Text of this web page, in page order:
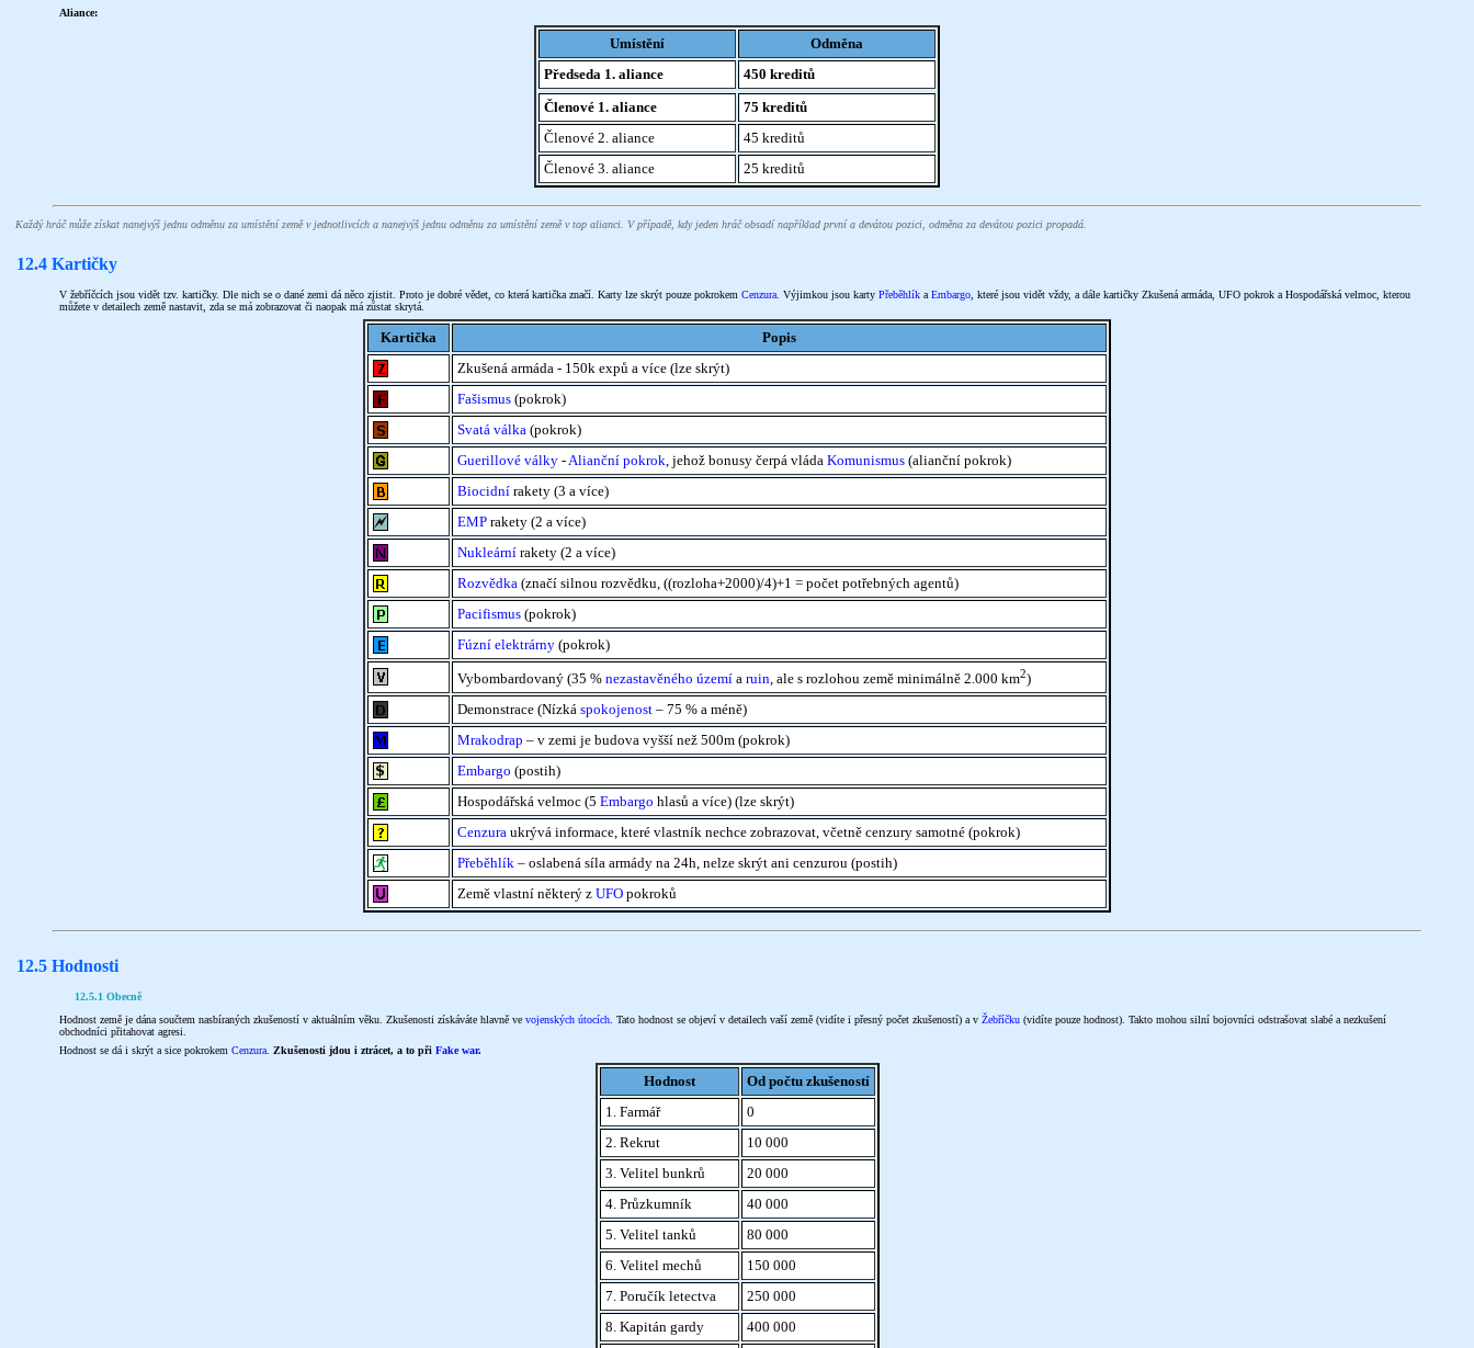
Aliance:
Umístění
Odměna
Předseda 1. aliance
450 kreditů
Členové 1. aliance
75 kreditů
Členové 2. aliance
45 kreditů
Členové 3. aliance
25 kreditů
Každý hráč může získat nanejvýš jednu odměnu za umístění země v jednotlivcích a nanejvýš jednu odměnu za umístění země v top alianci. V případě, kdy jeden hráč obsadí například první a devátou pozici, odměna za devátou pozici propadá.
12.4 Kartičky
V žebříčcích jsou vidět tzv. kartičky. Dle nich se o dané zemi dá něco zjistit. Proto je dobré vědet, co která kartička značí. Karty lze skrýt pouze pokrokem Cenzura . Výjimkou jsou karty Přeběhlík a Embargo , které jsou vidět vždy, a dále kartičky Zkušená armáda, UFO pokrok a Hospodářská velmoc, kterou
můžete v detailech země nastavit, zda se má zobrazovat či naopak má zůstat skrytá.
Kartička
Popis
Zkušená armáda - 150k expů a více (lze skrýt)
Fašismus (pokrok)
Svatá válka (pokrok)
Guerillové války - Alianční pokrok , jehož bonusy čerpá vláda Komunismus (alianční pokrok)
Biocidní rakety (3 a více)
EMP rakety (2 a více)
Nukleární rakety (2 a více)
Rozvědka (značí silnou rozvědku, ((rozloha+2000)/4)+1 = počet potřebných agentů)
Pacifismus (pokrok)
Fúzní elektrárny (pokrok)
Vybombardovaný (35 % nezastavěného území a ruin, ale s rozlohou země minimálně 2.000 km2)
Demonstrace (Nízká spokojenost – 75 % a méně)
Mrakodrap – v zemi je budova vyšší než 500m (pokrok)
Embargo (postih)
Hospodářská velmoc (5 Embargo hlasů a více) (lze skrýt)
Cenzura ukrývá informace, které vlastník nechce zobrazovat, včetně cenzury samotné (pokrok)
Přeběhlík – oslabená síla armády na 24h, nelze skrýt ani cenzurou (postih)
Země vlastní některý z UFO pokroků
12.5 Hodnosti
12.5.1 Obecně
Hodnost země je dána součtem nasbíraných zkušeností v aktuálním věku. Zkušenosti získáváte hlavně ve vojenských útocích. Tato hodnost se objeví v detailech vaší země (vidíte i přesný počet zkušeností) a v Žebříčku (vidíte pouze hodnost). Takto mohou silní bojovníci odstrašovat slabé a nezkušení
obchodníci přitahovat agresi.
Hodnost se dá i skrýt a sice pokrokem Cenzura. Zkušenosti jdou i ztrácet, a to při Fake war.
Hodnost
Od počtu zkušeností
1. Farmář
0
2. Rekrut
10 000
3. Velitel bunkrů
20 000
4. Průzkumník
40 000
5. Velitel tanků
80 000
6. Velitel mechů
150 000
7. Poručík letectva
250 000
8. Kapitán gardy
400 000